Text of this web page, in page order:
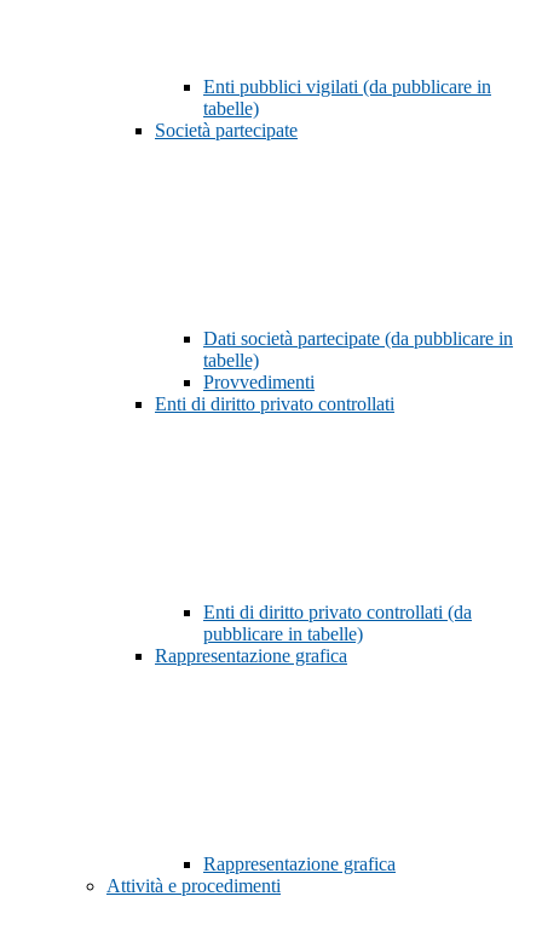
Enti pubblici vigilati (da pubblicare in
tabelle)
Società partecipate
Dati società partecipate (da pubblicare in
tabelle)
Provvedimenti
Enti di diritto privato controllati
Enti di diritto privato controllati (da
pubblicare in tabelle)
Rappresentazione grafica
Rappresentazione grafica
Attività e procedimenti